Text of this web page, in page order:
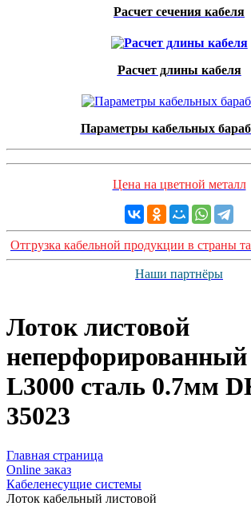
Расчет сечения кабеля
Расчет длины кабеля
Параметры кабельных
Цена на цветной металл
Отгрузка кабельной продукции в страны
Наши партнёры
Лоток листовой
неперфорированный
L3000 сталь 0.7мм
35023
Главная страница
Оnline заказ
Кабеленесущие системы
Лоток кабельный листовой